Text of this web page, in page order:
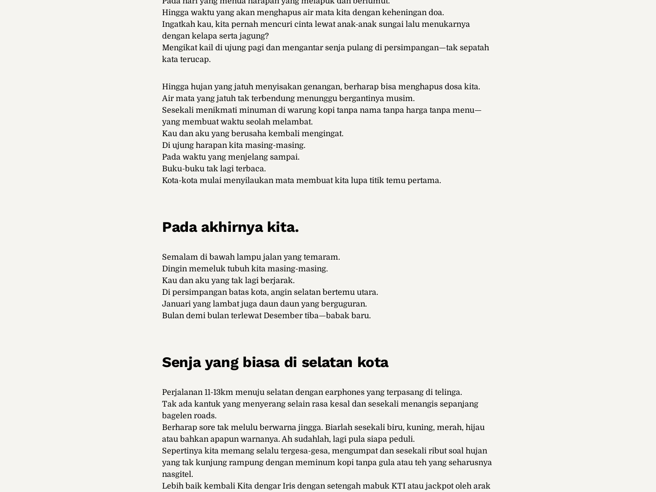
Hingga waktu yang akan menghapus air mata kita dengan keheningan doa.
Ingatkah kau, kita pernah mencuri cinta lewat anak-anak sungai lalu menukarnya
dengan kelapa serta jagung?
Mengikat kail di ujung pagi dan mengantar senja pulang di persimpangan—tak sepatah
kata terucap.
Hingga hujan yang jatuh menyisakan genangan, berharap bisa menghapus dosa kita.
Air mata yang jatuh tak terbendung menunggu bergantinya musim.
Sesekali menikmati minuman di warung kopi tanpa nama tanpa harga tanpa menu—
yang membuat waktu seolah melambat.
Kau dan aku yang berusaha kembali mengingat.
Di ujung harapan kita masing-masing.
Pada waktu yang menjelang sampai.
Buku-buku tak lagi terbaca.
Kota-kota mulai menyilaukan mata membuat kita lupa titik temu pertama.
Pada akhirnya kita.
Semalam di bawah lampu jalan yang temaram.
Dingin memeluk tubuh kita masing-masing.
Kau dan aku yang tak lagi berjarak.
Di persimpangan batas kota, angin selatan bertemu utara.
Januari yang lambat juga daun daun yang berguguran.
Bulan demi bulan terlewat Desember tiba—babak baru.
Senja yang biasa di selatan kota
Perjalanan 11-13km menuju selatan dengan earphones yang terpasang di telinga.
Tak ada kantuk yang menyerang selain rasa kesal dan sesekali menangis sepanjang
bagelen roads.
Berharap sore tak melulu berwarna jingga. Biarlah sesekali biru, kuning, merah, hijau
atau bahkan apapun warnanya. Ah sudahlah, lagi pula siapa peduli.
Sepertinya kita memang selalu tergesa-gesa, mengumpat dan sesekali ribut soal hujan
yang tak kunjung rampung dengan meminum kopi tanpa gula atau teh yang seharusnya
nasgitel.
Lebih baik kembali Kita dengar Iris dengan setengah mabuk KTI atau jackpot oleh arak